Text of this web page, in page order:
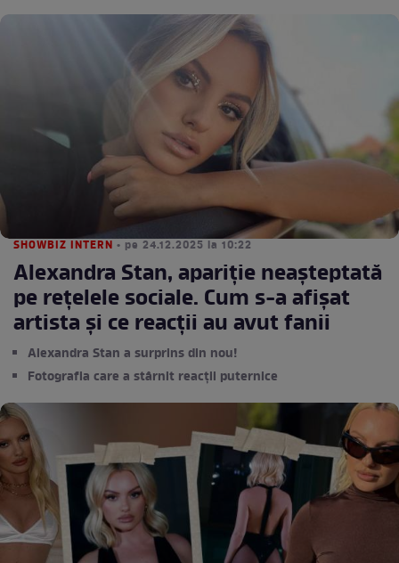
SHOWBIZ INTERN • pe 24.12.2025 la 10:22
Alexandra Stan, apariție neașteptată
pe rețelele sociale. Cum s-a afișat
artista și ce reacții au avut fanii
Alexandra Stan a surprins din nou!
Fotografia care a stârnit reacții puternice